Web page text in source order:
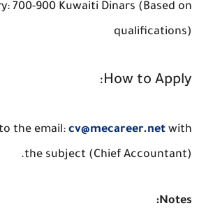
700-900 Kuwaiti Dinars (Based on
qualifications)
How to Apply:
the email: cv@mecareer.net with
the subject (Chief Accountant).
Notes: